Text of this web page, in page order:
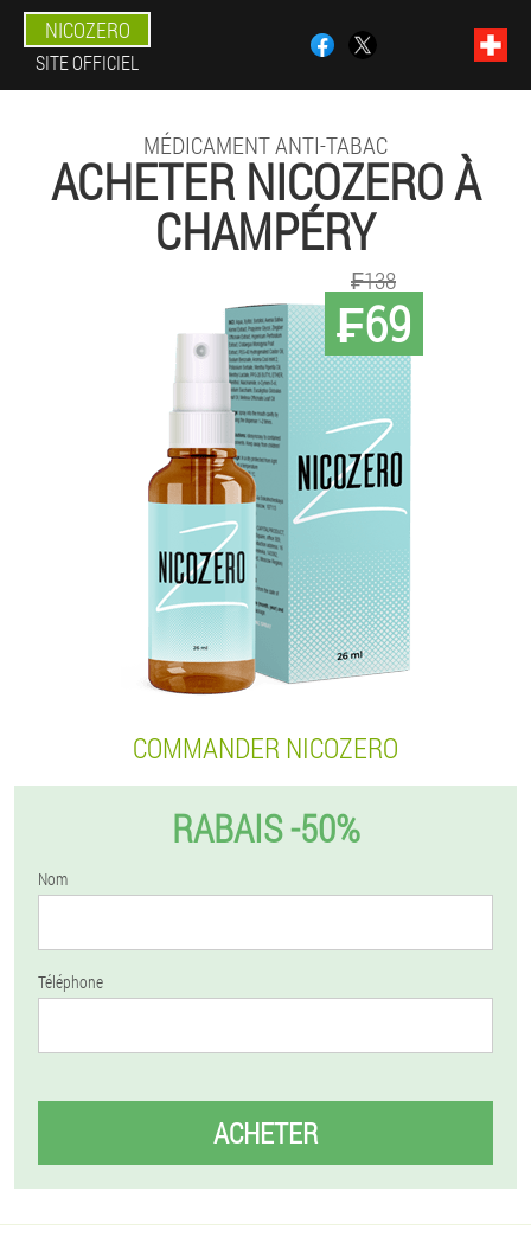
NICOZERO
SITE OFFICIEL
MÉDICAMENT ANTI-TABAC
ACHETER NICOZERO À
CHAMPÉRY
₣69
₣138
COMMANDER NICOZERO
RABAIS -50%
Nom
Téléphone
ACHETER